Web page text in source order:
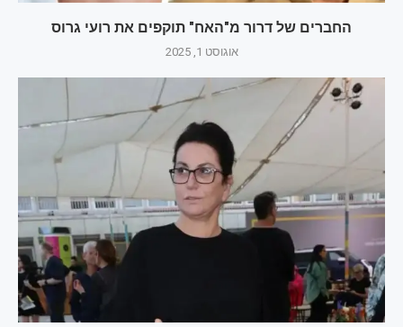
החברים של דרור מ"האח" תוקפים את רועי גרוס
אוגוסט 1, 2025